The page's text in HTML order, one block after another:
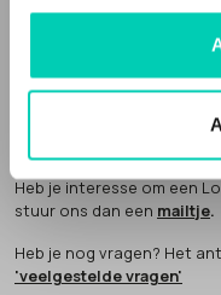
AANMELDEN
Een Locatie met
langs om het verhaal
Heb je interesse om een
stuur ons dan een mailtje.
Heb je nog vragen? Het
'veelgestelde vragen'